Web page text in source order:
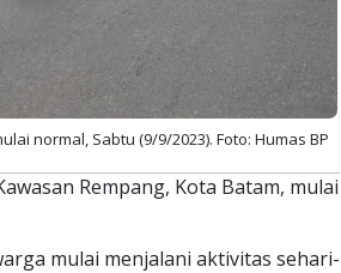
normal, Sabtu (9/9/2023). Foto: Humas BP
Rempang, Kota Batam, mulai
mulai menjalani aktivitas sehari-